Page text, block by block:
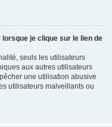
lorsque je clique sur le lien de
seuls les utilisateurs
aux autres utilisateurs
une utilisation abusive
utilisateurs malveillants ou